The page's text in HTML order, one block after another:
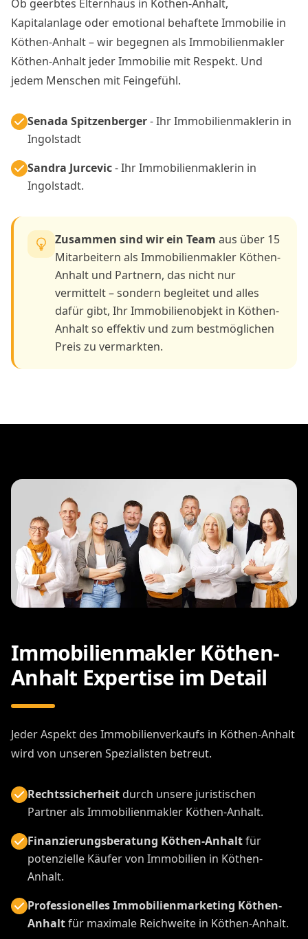
Ob geerbtes Elternhaus in Köthen-Anhalt,
Kapitalanlage oder emotional behaftete Immobilie in
Köthen-Anhalt – wir begegnen als Immobilienmakler
Köthen-Anhalt jeder Immobilie mit Respekt. Und
jedem Menschen mit Feingefühl.
Senada Spitzenberger- Ihr Immobilienmaklerin in
Ingolstadt
Sandra Jurcevic- Ihr Immobilienmaklerin in
Ingolstadt.
Zusammen sind wir ein Team aus über 15
Mitarbeitern als Immobilienmakler Köthen-
Anhalt und Partnern, das nicht nur
vermittelt – sondern begleitet und alles
dafür gibt, Ihr Immobilienobjekt in Köthen-
Anhalt so effektiv und zum bestmöglichen
Preis zu vermarkten.
Immobilienmakler Köthen-
Anhalt Expertise im Detail
Jeder Aspekt des Immobilienverkaufs in Köthen-Anhalt
wird von unseren Spezialisten betreut.
Rechtssicherheitdurch unsere juristischen
Partner als Immobilienmakler Köthen-Anhalt.
Finanzierungsberatung Köthen-Anhaltfür
potenzielle Käufer von Immobilien in Köthen-
Anhalt.
Professionelles Immobilienmarketing Köthen-
Anhaltfür maximale Reichweite in Köthen-Anhalt.